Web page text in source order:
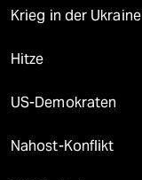
Krieg in der Ukraine
Hitze
US-Demokraten
Nahost-Konflikt